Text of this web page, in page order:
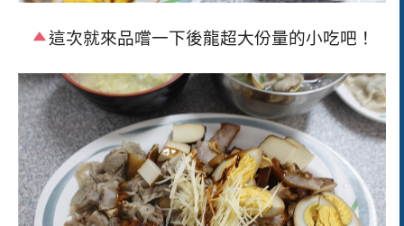
這次就來品嚐一下後龍超大份量的小吃吧！